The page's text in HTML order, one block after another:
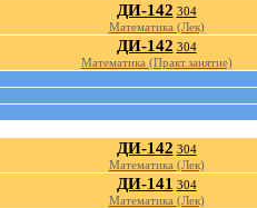
ДИ-142 304
Математика (Лек)
ДИ-142 304
Математика (Практ.занятие)
ДИ-142 304
Математика (Лек)
ДИ-141 304
Математика (Лек)